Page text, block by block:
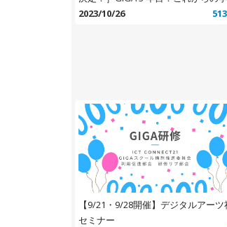
びはどう変わる！？教育専門家 3 人
2023/10/26
【9/21・9/28開催】デジタルアーツ
セミナー